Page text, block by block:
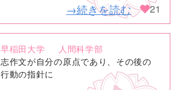
→続きを読む 21
早稲田大学
人間科学部
志作文が自分の原点であり、その後の
行動の指針に